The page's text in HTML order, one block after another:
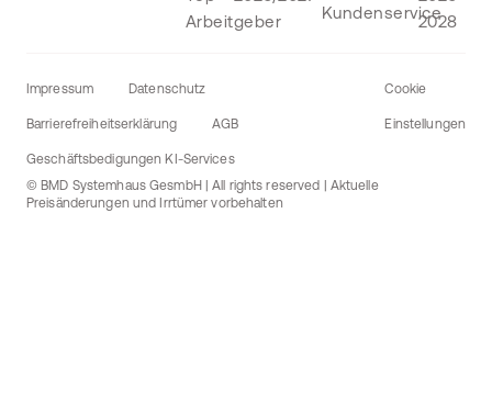
Impressum Datenschutz
Barrierefreiheitserklärung AGB
Geschäftsbedigungen KI-Services
Cookie
Einstellungen
© BMD Systemhaus GesmbH | All rights reserved | Aktuelle
Preisänderungen und Irrtümer vorbehalten